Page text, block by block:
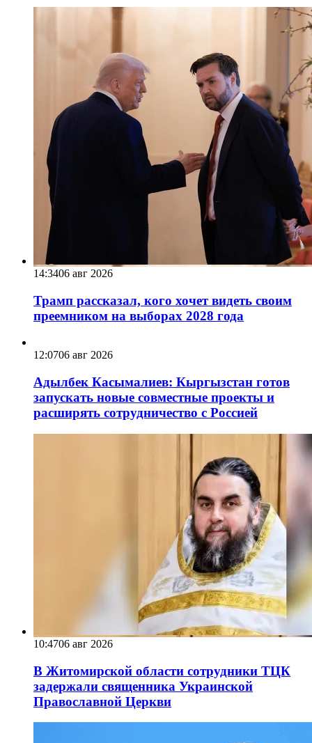
14:3406 авг 2026
Трамп рассказал, кого хочет видеть своим
преемником на выборах 2028 года
12:0706 авг 2026
Адылбек Касымалиев: Кыргызстан готов
запускать новые совместные проекты и
расширять сотрудничество с Россией
10:4706 авг 2026
В Житомирской области сотрудники ТЦК
задержали священника Украинской
Православной Церкви